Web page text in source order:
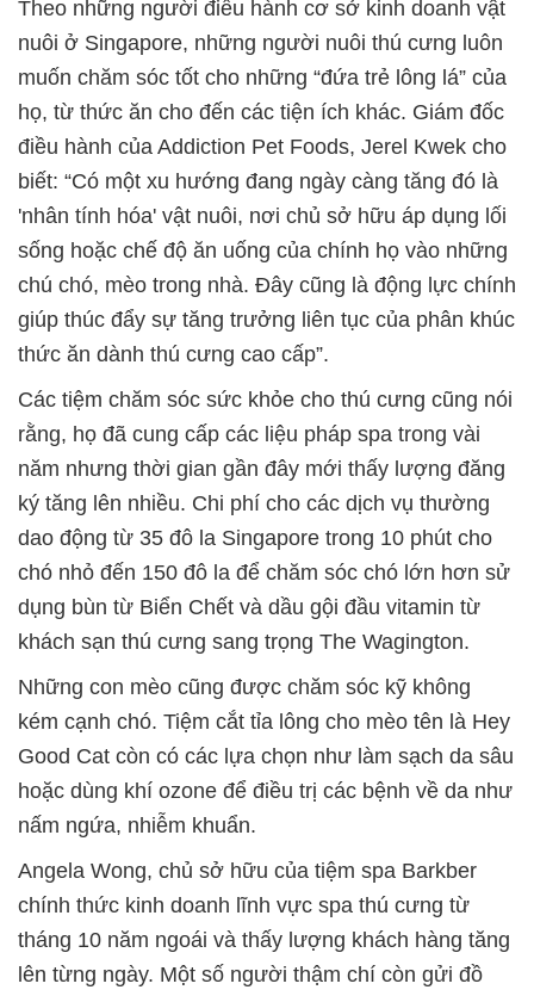
Theo những người điều hành cơ sở kinh doanh vật
nuôi ở Singapore, những người nuôi thú cưng luôn
muốn chăm sóc tốt cho những “đứa trẻ lông lá” của
họ, từ thức ăn cho đến các tiện ích khác. Giám đốc
điều hành của Addiction Pet Foods, Jerel Kwek cho
biết: “Có một xu hướng đang ngày càng tăng đó là
'nhân tính hóa' vật nuôi, nơi chủ sở hữu áp dụng lối
sống hoặc chế độ ăn uống của chính họ vào những
chú chó, mèo trong nhà. Đây cũng là động lực chính
giúp thúc đẩy sự tăng trưởng liên tục của phân khúc
thức ăn dành thú cưng cao cấp”.
Các tiệm chăm sóc sức khỏe cho thú cưng cũng nói
rằng, họ đã cung cấp các liệu pháp spa trong vài
năm nhưng thời gian gần đây mới thấy lượng đăng
ký tăng lên nhiều. Chi phí cho các dịch vụ thường
dao động từ 35 đô la Singapore trong 10 phút cho
chó nhỏ đến 150 đô la để chăm sóc chó lớn hơn sử
dụng bùn từ Biển Chết và dầu gội đầu vitamin từ
khách sạn thú cưng sang trọng The Wagington.
Những con mèo cũng được chăm sóc kỹ không
kém cạnh chó. Tiệm cắt tỉa lông cho mèo tên là Hey
Good Cat còn có các lựa chọn như làm sạch da sâu
hoặc dùng khí ozone để điều trị các bệnh về da như
nấm ngứa, nhiễm khuẩn.
Angela Wong, chủ sở hữu của tiệm spa Barkber
chính thức kinh doanh lĩnh vực spa thú cưng từ
tháng 10 năm ngoái và thấy lượng khách hàng tăng
lên từng ngày. Một số người thậm chí còn gửi đồ